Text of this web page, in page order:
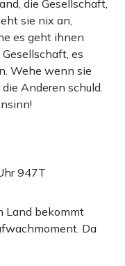
die Gesellschaft,
sie nix an,
es geht ihnen
es
Wehe wenn sie
Anderen schuld.
947T
Land bekommt
Da